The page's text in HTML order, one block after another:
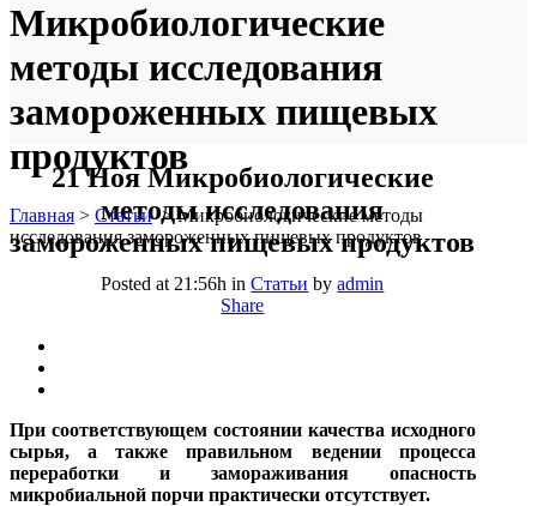
Микробиологические
методы исследования
замороженных пищевых
продуктов
Главная > Статьи >Микробиологические методы
исследования замороженных пищевых продуктов
21 НояМикробиологические
методы исследования
замороженных пищевых продуктов
Posted at 21:56h inСтатьи byadmin
Share
При соответствующем состоянии качества исходного
сырья, а также правильном ведении процесса
переработки и замораживания опасность
микробиальной порчи практически отсутствует.